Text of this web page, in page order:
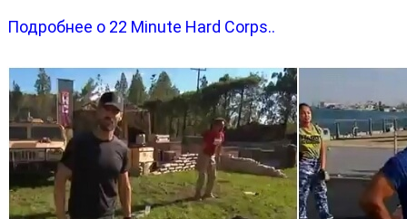
Подробнее о 22 Minute Hard Corps..